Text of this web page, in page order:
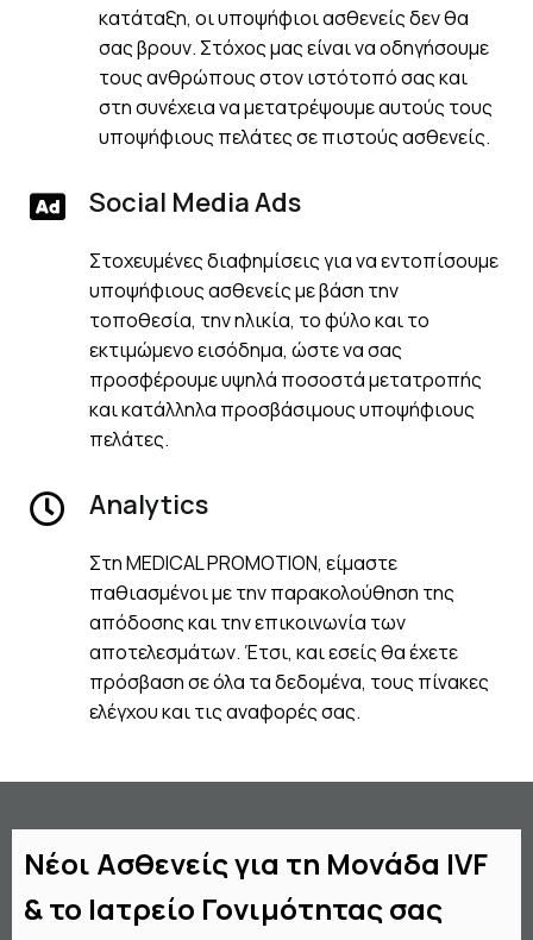
κατάταξη, οι υποψήφιοι ασθενείς δεν θα
σας βρουν. Στόχος μας είναι να οδηγήσουμε
τους ανθρώπους στον ιστότοπό σας και
στη συνέχεια να μετατρέψουμε αυτούς τους
υποψήφιους πελάτες σε πιστούς ασθενείς.
Social Media Ads
Στοχευμένες διαφημίσεις για να εντοπίσουμε
υποψήφιους ασθενείς με βάση την
τοποθεσία, την ηλικία, το φύλο και το
εκτιμώμενο εισόδημα, ώστε να σας
προσφέρουμε υψηλά ποσοστά μετατροπής
και κατάλληλα προσβάσιμους υποψήφιους
πελάτες.
Analytics
Στη MEDICAL PROMOTION, είμαστε
παθιασμένοι με την παρακολούθηση της
απόδοσης και την επικοινωνία των
αποτελεσμάτων. Έτσι, και εσείς θα έχετε
πρόσβαση σε όλα τα δεδομένα, τους πίνακες
ελέγχου και τις αναφορές σας.
Νέοι Ασθενείςγια τη Μονάδα IVF
& το Ιατρείο Γονιμότητας σας